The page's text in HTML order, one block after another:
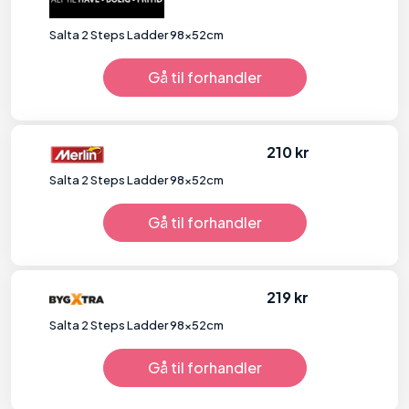
Salta 2 Steps Ladder 98x52cm
Gå til forhandler
Salta 2 Steps Ladder 98x52cm
210 kr
Gå til forhandler
Salta 2 Steps Ladder 98x52cm
219 kr
Gå til forhandler